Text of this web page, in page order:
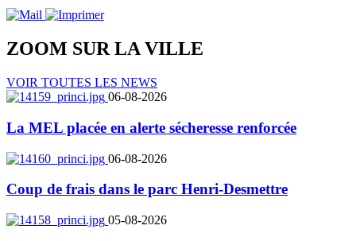
ZOOM SUR LAVILLE
VOIR TOUTES LES NEWS
06-08-2026
La MEL placée en alerte sécheresse renforcée
06-08-2026
Coup de frais dans le parc Henri-Desmettre
05-08-2026